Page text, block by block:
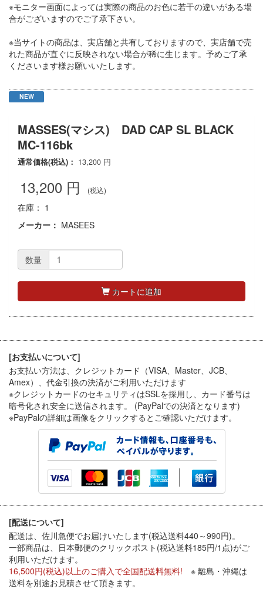
※モニター画面によっては実際の商品のお色に若干の違いがある場
合がございますのでご了承下さい。
※当サイトの商品は、実店舗と共有しておりますので、実店舗で売
れた商品が直ぐに反映されない場合が稀に生じます。予めご了承
くださいます様お願いいたします。
NEW
MASSES(マシス) DAD CAP SL BLACK
MC-116bk
通常価格(税込)： 13,200 円
13,200 円 (税込)
在庫： 1
メーカー： MASEES
数量
カートに追加
[お支払いについて]
お支払い方法は、クレジットカード（VISA、Master、JCB、
Amex）、代金引換の決済がご利用いただけます
※クレジットカードのセキュリティはSSLを採用し、カード番号は
暗号化され安全に送信されます。 (PayPalでの決済となります)
※PayPalの詳細は画像をクリックするとご確認いただけます。
[配送について]
配送は、佐川急便でお届けいたします(税込送料440～990円)。
一部商品は、日本郵便のクリックポスト(税込送料185円/1点)がご
利用いただけます。
16,500円(税込)以上のご購入で全国配送料無料! ※ 離島・沖縄は
送料を別途お見積させて頂きます。